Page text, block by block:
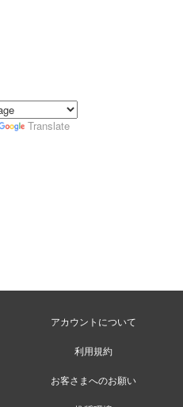
Translate
アカウントについて
利用規約
お客さまへのお願い